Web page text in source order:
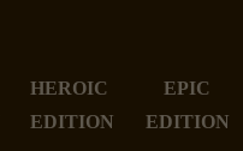
HEROIC
EDITION
EPIC
EDITION